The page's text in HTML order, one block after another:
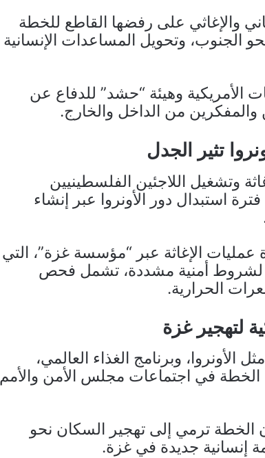
والإغاثي على رفضها القاطع للخطة
الجنوب، وتحويل المساعدات الإنسانية
الأمريكية وهيئة “حشد” للدفاع عن
من الداخل والخارج.
تثير الجدل
وتشغيل اللاجئين الفلسطينيين
استبدال دور الأونروا عبر إنشاء
عمليات الإغاثة عبر “مؤسسة غزة”، التي
لشروط أمنية مشددة، تشمل فحص
الحرارية.
لتهجير غزة
وبرنامج الغذاء العالمي،
في اجتماعات مجلس الأمن والأمم
الخطة ترمي إلى تهجير السكان نحو
إنسانية جديدة في غزة.